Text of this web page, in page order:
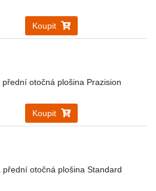
Koupit
otočná plošina Prazision
Koupit
přední otočná plošina Standard